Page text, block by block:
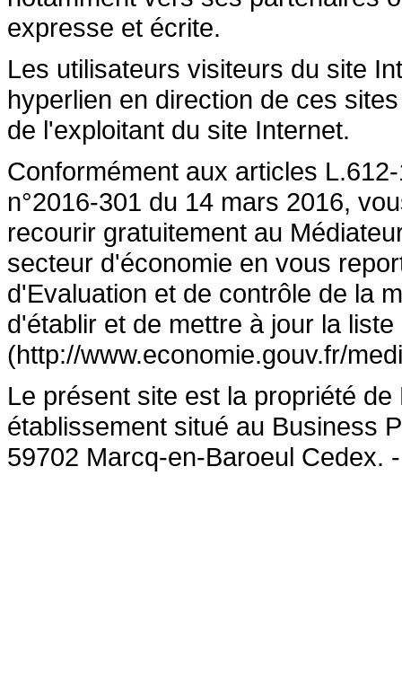
expresse et écrite.
Les utilisateurs visiteurs du site
hyperlien en direction de ces
de l'exploitant du site Internet.
Conformément aux articles
n°2016-301 du 14 mars 2016,
recourir gratuitement au
secteur d'économie en vous
d'Evaluation et de contrôle de la
d'établir et de mettre à jour la
(http://www.economie.gouv.fr/
Le présent site est la propriété
établissement situé au Business
59702 Marcq-en-Baroeul Cedex.